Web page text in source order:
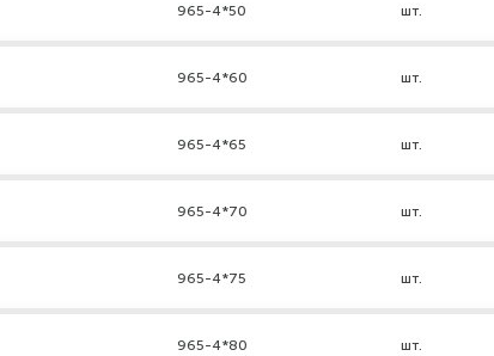
965-4*50 шт.
965-4*60 шт.
965-4*65 шт.
965-4*70 шт.
965-4*75 шт.
965-4*80 шт.